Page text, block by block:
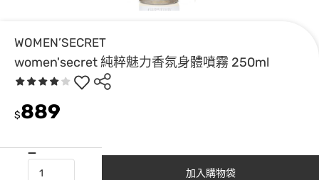
WOMEN’SECRET
women'secret 純粹魅力香氛身體噴霧 250ml
$889
加入購物袋